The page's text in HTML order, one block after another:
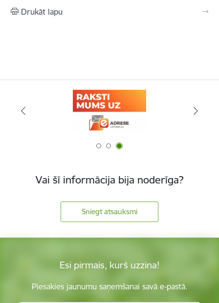
Drukāt lapu
Vai šī informācija bija noderīga?
Sniegt atsauksmi
Esi pirmais, kurš uzzina!
Piesakies jaunumu saņemšanai savā e-pastā.